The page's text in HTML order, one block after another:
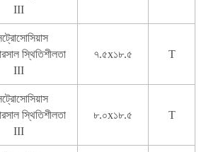
III
স্থিতিশীলতা
III
৭.৫x১৮.৫ T
স্থিতিশীলতা
III
৮.০x১৮.৫ T